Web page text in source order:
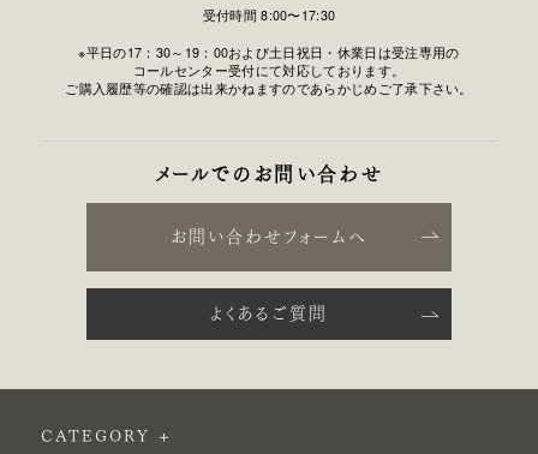
受付時間 8:00〜17:30
※平日の17：30～19：00および土日祝日・休業日は受注専用の
コールセンター受付にて対応しております。
ご購入履歴等の確認は出来かねますのであらかじめご了承下さい。
メールでのお問い合わせ
お問い合わせフォームへ
よくあるご質問
CATEGORY